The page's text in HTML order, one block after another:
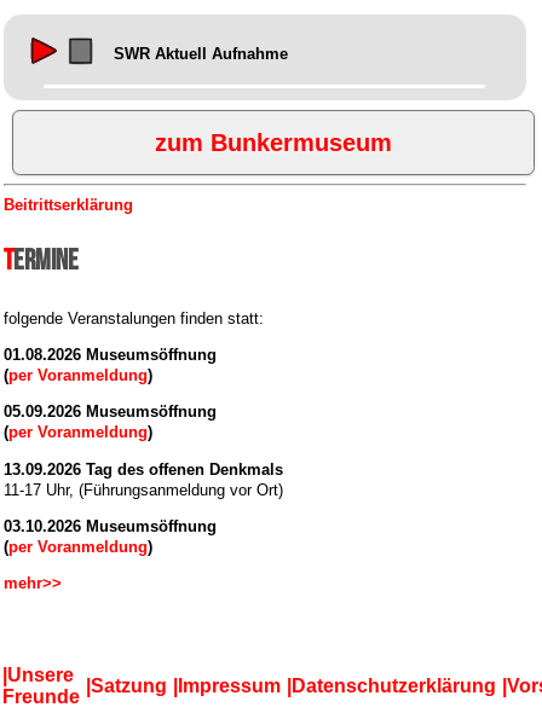
SWR Aktuell Aufnahme
zum Bunkermuseum
Beitrittserklärung
Termine
folgende Veranstalungen finden statt:
01.08.2026 Museumsöffnung
(per Voranmeldung)
05.09.2026 Museumsöffnung
(per Voranmeldung)
13.09.2026 Tag des offenen Denkmals
11-17 Uhr, (Führungsanmeldung vor Ort)
03.10.2026 Museumsöffnung
(per Voranmeldung)
mehr>>
Unsere
Freunde
Satzung Impressum Datenschutzerklärung